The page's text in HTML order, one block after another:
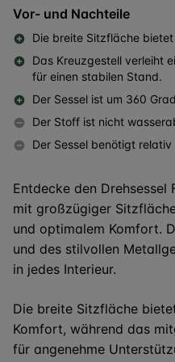
Vor- und Nachteile
Die breite Sitzfläche
Das Kreuzgestell verleiht
für einen stabilen Stand.
Der Sessel ist um 360
Der Stoff ist nicht
Der Sessel benötigt relativ
Entdecke den Drehsessel
mit großzügiger
und optimalem Komfort.
und des stilvollen
in jedes Interieur.
Die breite Sitzfläche
Komfort, während das
für angenehme